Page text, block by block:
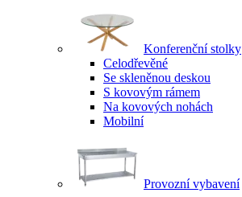
Konferenční stolky
Celodřevěné
Se skleněnou deskou
S kovovým rámem
Na kovových nohách
Mobilní
Provozní vybavení